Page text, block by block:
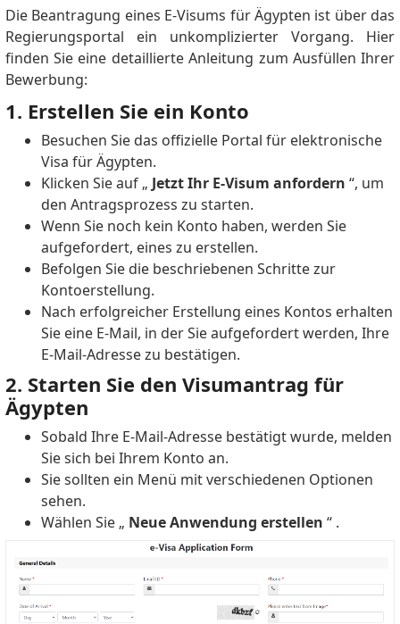
Die Beantragung eines E-Visums für Ägypten ist über das
Regierungsportal ein unkomplizierter Vorgang. Hier
finden Sie eine detaillierte Anleitung zum Ausfüllen Ihrer
Bewerbung:
1. Erstellen Sie ein Konto
Besuchen Sie das offizielle Portal für elektronische
Visa für Ägypten.
Klicken Sie auf „ Jetzt Ihr E-Visum anfordern “, um
den Antragsprozess zu starten.
Wenn Sie noch kein Konto haben, werden Sie
aufgefordert, eines zu erstellen.
Befolgen Sie die beschriebenen Schritte zur
Kontoerstellung.
Nach erfolgreicher Erstellung eines Kontos erhalten
Sie eine E-Mail, in der Sie aufgefordert werden, Ihre
E-Mail-Adresse zu bestätigen.
2. Starten Sie den Visumantrag für
Ägypten
Sobald Ihre E-Mail-Adresse bestätigt wurde, melden
Sie sich bei Ihrem Konto an.
Sie sollten ein Menü mit verschiedenen Optionen
sehen.
Wählen Sie „ Neue Anwendung erstellen “ .